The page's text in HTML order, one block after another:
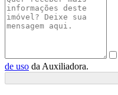
de uso da Auxiliadora.